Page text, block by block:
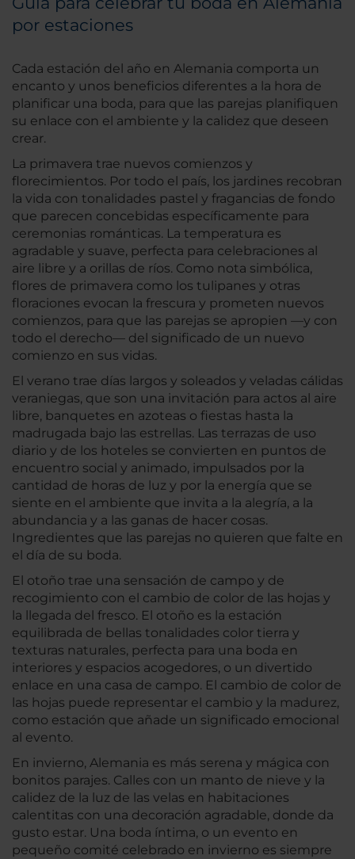
por estaciones
Cada estación del año en Alemania comporta un
encanto y unos beneficios diferentes a la hora de
planificar una boda, para que las parejas planifiquen
su enlace con el ambiente y la calidez que deseen
crear.
La primavera trae nuevos comienzos y
florecimientos. Por todo el país, los jardines recobran
la vida con tonalidades pastel y fragancias de fondo
que parecen concebidas específicamente para
ceremonias románticas. La temperatura es
agradable y suave, perfecta para celebraciones al
aire libre y a orillas de ríos. Como nota simbólica,
flores de primavera como los tulipanes y otras
floraciones evocan la frescura y prometen nuevos
comienzos, para que las parejas se apropien —y con
todo el derecho— del significado de un nuevo
comienzo en sus vidas.
El verano trae días largos y soleados y veladas cálidas
veraniegas, que son una invitación para actos al aire
libre, banquetes en azoteas o fiestas hasta la
madrugada bajo las estrellas. Las terrazas de uso
diario y de los hoteles se convierten en puntos de
encuentro social y animado, impulsados por la
cantidad de horas de luz y por la energía que se
siente en el ambiente que invita a la alegría, a la
abundancia y a las ganas de hacer cosas.
Ingredientes que las parejas no quieren que falte en
el día de su boda.
El otoño trae una sensación de campo y de
recogimiento con el cambio de color de las hojas y
la llegada del fresco. El otoño es la estación
equilibrada de bellas tonalidades color tierra y
texturas naturales, perfecta para una boda en
interiores y espacios acogedores, o un divertido
enlace en una casa de campo. El cambio de color de
las hojas puede representar el cambio y la madurez,
como estación que añade un significado emocional
al evento.
En invierno, Alemania es más serena y mágica con
bonitos parajes. Calles con un manto de nieve y la
calidez de la luz de las velas en habitaciones
calentitas con una decoración agradable, donde da
gusto estar. Una boda íntima, o un evento en
pequeño comité celebrado en invierno es siempre